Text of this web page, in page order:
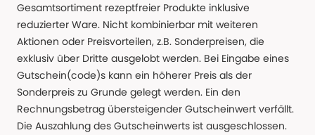
Gesamtsortiment rezeptfreier Produkte inklusive
reduzierter Ware. Nicht kombinierbar mit weiteren
Aktionen oder Preisvorteilen, z.B. Sonderpreisen, die
exklusiv über Dritte ausgelobt werden. Bei Eingabe eines
Gutschein(code)s kann ein höherer Preis als der
Sonderpreis zu Grunde gelegt werden. Ein den
Rechnungsbetrag übersteigender Gutscheinwert verfällt.
Die Auszahlung des Gutscheinwerts ist ausgeschlossen.